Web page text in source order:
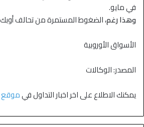
في مايو.
وهذا رغم،الضغوط المستمرة من تحالف
الأسواق الأوروبية
المصدر: الوكالات
يمكنك الاطلاع على اخر اخبار التداول فيموقع